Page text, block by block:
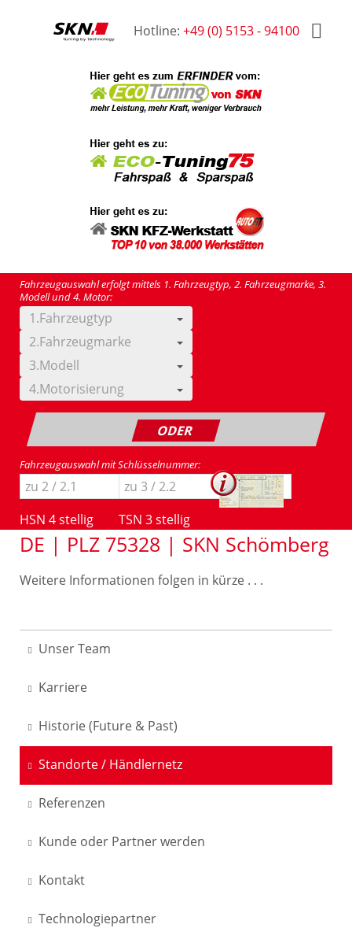
Hotline:+49 (0) 5153 - 94100
Fahrzeugauswahl erfolgt mittels 1. Fahrzeugtyp, 2. Fahrzeugmarke, 3.
Modell und 4. Motor:
1.Fahrzeugtyp
2.Fahrzeugmarke
3.Modell
4.Motorisierung
ODER
Fahrzeugauswahl mit Schlüsselnummer:
HSN 4 stellig TSN 3 stellig
DE | PLZ 75328 | SKN Schömberg
Weitere Informationen folgen in kürze . . .
Unser Team
Karriere
Historie (Future & Past)
Standorte / Händlernetz
Referenzen
Kunde oder Partner werden
Kontakt
Technologiepartner